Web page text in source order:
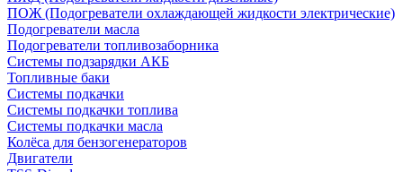
ПОЖ (Подогреватели охлаждающей жидкости электрические)
Подогреватели масла
Подогреватели топливозаборника
Системы подзарядки АКБ
Топливные баки
Системы подкачки
Системы подкачки топлива
Системы подкачки масла
Колёса для бензогенераторов
Двигатели